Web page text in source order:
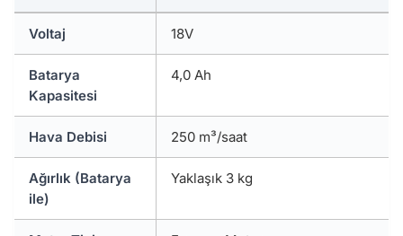
Voltaj 18V
Batarya
Kapasitesi
4,0 Ah
Hava Debisi 250 m³/saat
Ağırlık (Batarya
ile)
Yaklaşık 3 kg